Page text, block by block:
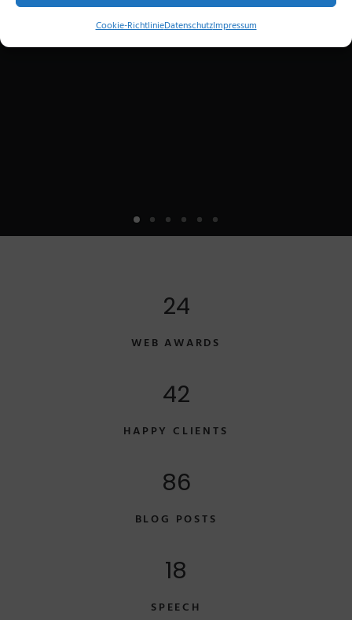
Cookie-RichtlinieDatenschutzImpressum
24
WEB AWARDS
42
HAPPY CLIENTS
86
BLOG POSTS
18
SPEECH